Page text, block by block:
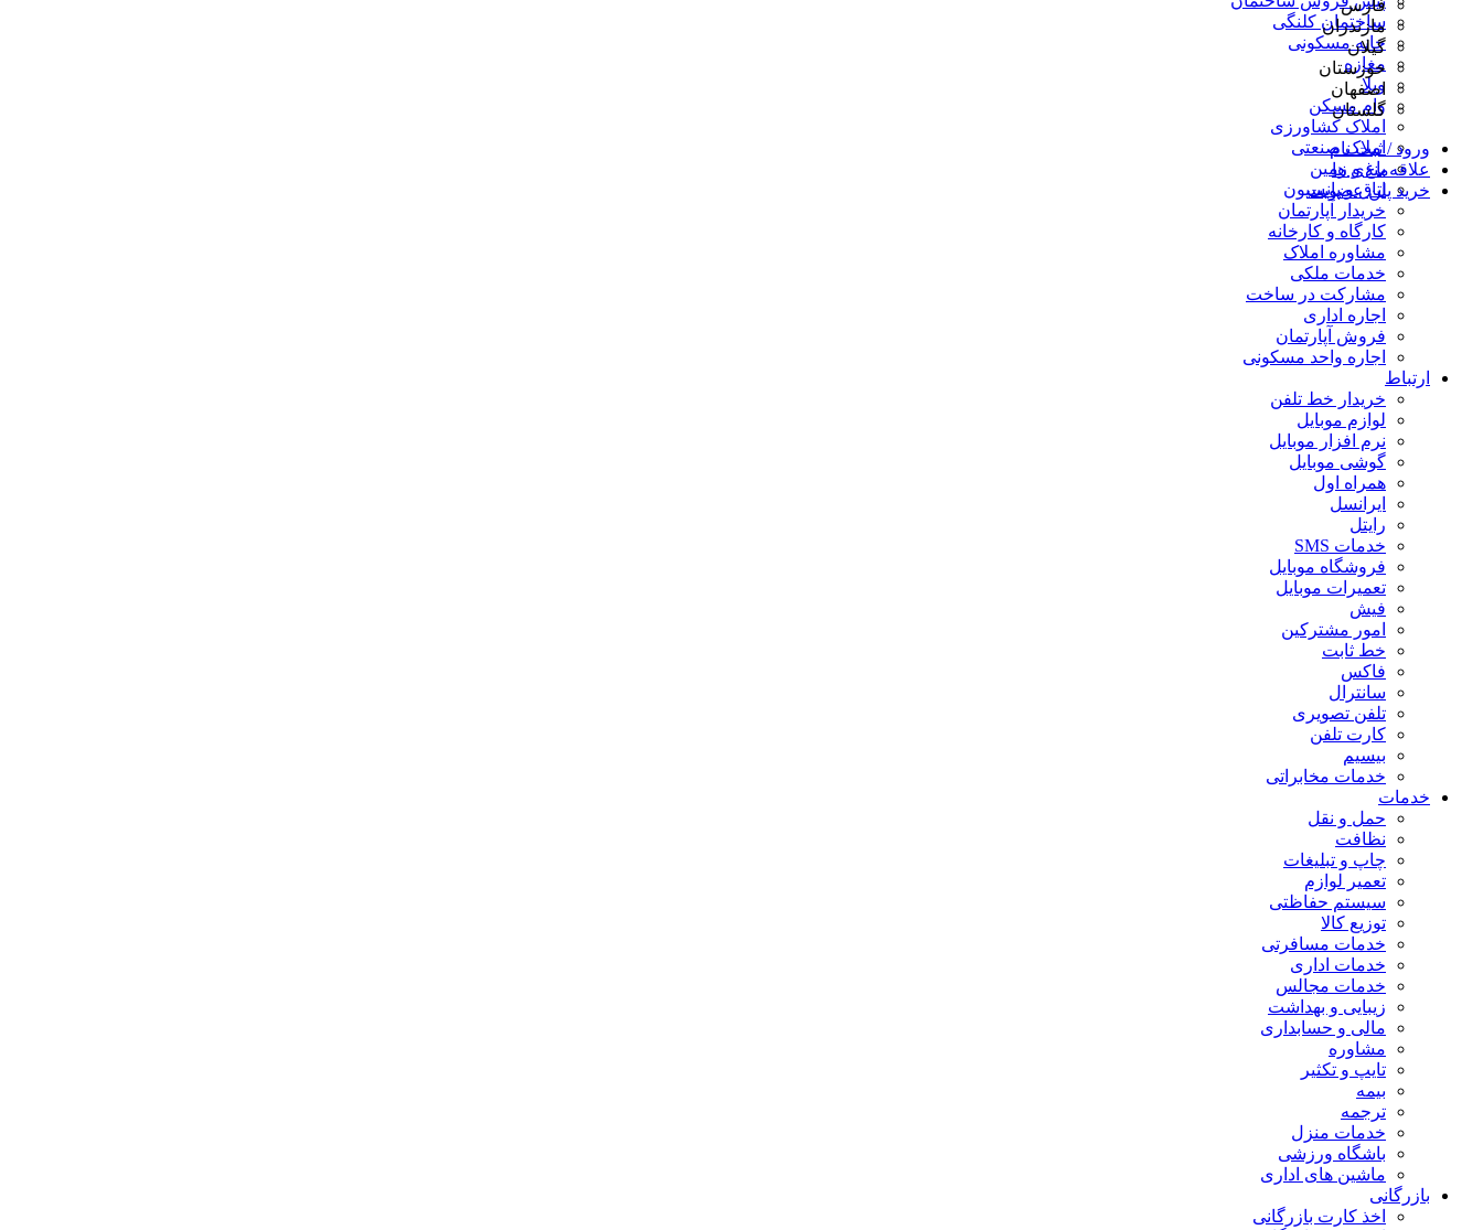
ساختمان کلنگی
خانه مسکونی
مغازه
ویلا
وام مسکن
املاک کشاورزی
املاک صنعتی
باغ و زمین
اتاق و پانسیون
خریدار آپارتمان
کارگاه و کارخانه
مشاوره املاک
خدمات ملکی
مشارکت در ساخت
اجاره اداری
فروش آپارتمان
اجاره واحد مسکونی
ارتباط
خریدار خط تلفن
لوازم موبایل
نرم افزار موبایل
گوشی موبایل
همراه اول
ایرانسل
رایتل
خدمات SMS
فروشگاه موبایل
تعمیرات موبایل
فیش
امور مشترکین
خط ثابت
فاکس
سانترال
تلفن تصویری
کارت تلفن
بیسیم
خدمات مخابراتی
خدمات
حمل و نقل
نظافت
چاپ و تبلیغات
تعمیر لوازم
سیستم حفاظتی
توزیع کالا
خدمات مسافرتی
خدمات اداری
خدمات مجالس
زیبایی و بهداشت
مالی و حسابداری
مشاوره
تایپ و تکثیر
بیمه
ترجمه
خدمات منزل
باشگاه ورزشی
ماشین های اداری
بازرگانی
اخذ کارت بازرگانی
فارس
مازندران
گیلان
خوزستان
اصفهان
گلستان
ورود / ثبت نام
علاقه‌مندی ها
خرید پلن عضویت